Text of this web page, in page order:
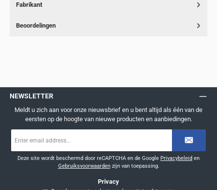
Fabrikant
Beoordelingen
NEWSLETTER
Meldt u zich aan voor onze nieuwsbrief en u bent altijd als één van de
eersten op de hoogte van nieuwe producten en aanbiedingen.
mailadres
Deze site wordt beschermd door reCAPTCHA en de Google Privacybeleid en
Gebruiksvoorwaardenzijn van toepassing.
Privacy